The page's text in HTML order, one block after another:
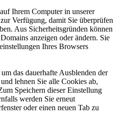
Ihrem Computer in unserer
Verfügung, damit Sie überprüfen
Aus Sicherheitsgründen können
anzeigen oder ändern. Sie
Ihres Browsers
das dauerhafte Ausblenden der
lehnen Sie alle Cookies ab,
Speichern dieser Einstellung
werden Sie erneut
oder einen neuen Tab zu